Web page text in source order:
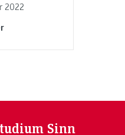
2022
Sinn